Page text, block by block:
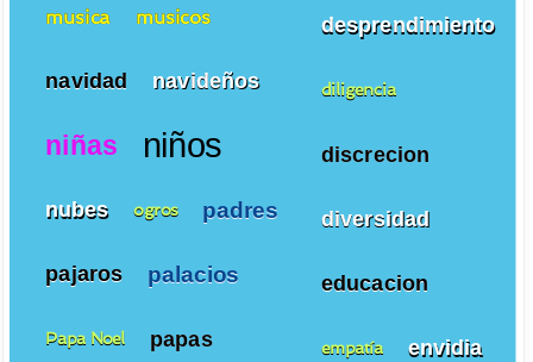
desprendimiento
diligencia
discrecion
diversidad
educacion
empatía envidia
musica musicos
navidad navideños
niñas niños
nubes ogros padres
pajaros palacios
Papa Noel papas